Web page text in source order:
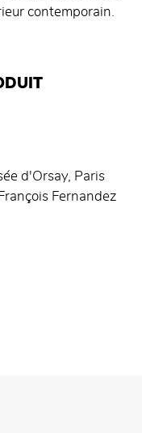
contemporain.
d'Orsay, Paris
Fernandez